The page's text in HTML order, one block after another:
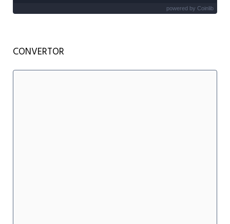
powered by Coinlib
CONVERTOR